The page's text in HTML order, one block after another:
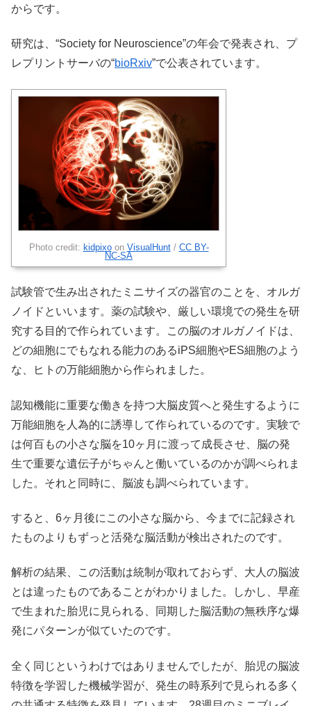
からです。
研究は、“Society for Neuroscience”の年会で発表され、プ
レプリントサーバの“bioRxiv”で公表されています。
Photo credit: kidpixoon VisualHunt/ CC BY-
NC-SA
試験管で生み出されたミニサイズの器官のことを、オルガ
ノイドといいます。薬の試験や、厳しい環境での発生を研
究する目的で作られています。この脳のオルガノイドは、
どの細胞にでもなれる能力のあるiPS細胞やES細胞のよう
な、ヒトの万能細胞から作られました。
認知機能に重要な働きを持つ大脳皮質へと発生するように
万能細胞を人為的に誘導して作られているのです。実験で
は何百もの小さな脳を10ヶ月に渡って成長させ、脳の発
生で重要な遺伝子がちゃんと働いているのかが調べられま
した。それと同時に、脳波も調べられています。
すると、6ヶ月後にこの小さな脳から、今までに記録され
たものよりもずっと活発な脳活動が検出されたのです。
解析の結果、この活動は統制が取れておらず、大人の脳波
とは違ったものであることがわかりました。しかし、早産
で生まれた胎児に見られる、同期した脳活動の無秩序な爆
発にパターンが似ていたのです。
全く同じというわけではありませんでしたが、胎児の脳波
特徴を学習した機械学習が、発生の時系列で見られる多く